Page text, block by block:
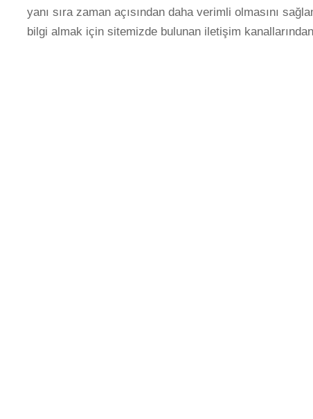
yanı sıra zaman açısından daha verimli olmasını
bilgi almak için sitemizde bulunan iletişim